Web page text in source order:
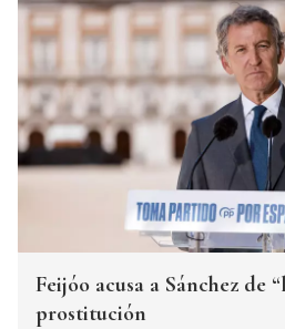
Feijóo acusa a Sánchez de
prostitución